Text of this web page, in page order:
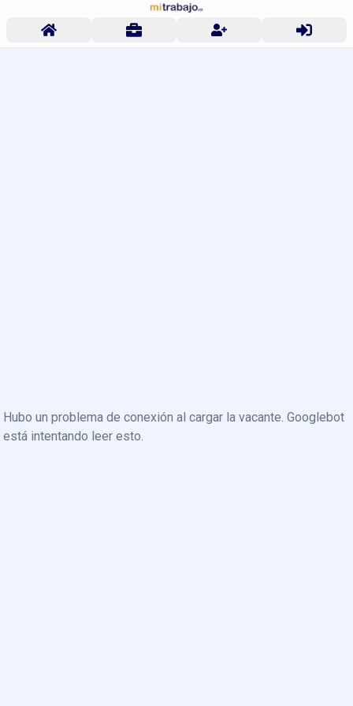
Hubo un problema de conexión al cargar la vacante. Googlebot
está intentando leer esto.